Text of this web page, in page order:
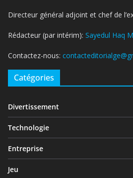
Directeur général adjoint et chef de
Rédacteur (par intérim): Sayedul Haq
Contactez-nous:
Catégories
Divertissement
Technologie
Entreprise
Jeu